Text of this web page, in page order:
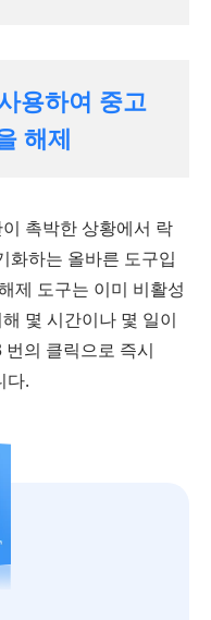
용하여 중고
해제
촉박한 상황에서 락
화하는 올바른 도구입
제 도구는 이미 비활성
몇 시간이나 몇 일이
의 클릭으로 즉시
다.